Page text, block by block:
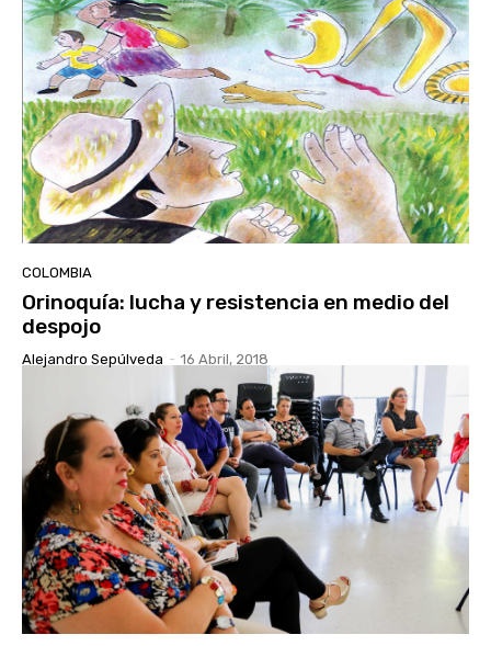
COLOMBIA
Orinoquía: lucha y resistencia en medio del
despojo
Alejandro Sepúlveda - 16 Abril, 2018